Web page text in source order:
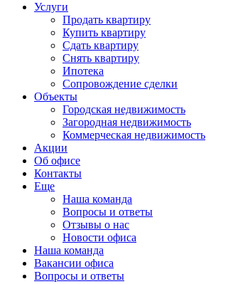
Услуги
Продать квартиру
Купить квартиру
Сдать квартиру
Снять квартиру
Ипотека
Сопровождение сделки
Объекты
Городская недвижимость
Загородная недвижимость
Коммерческая недвижимость
Акции
Об офисе
Контакты
Еще
Наша команда
Вопросы и ответы
Отзывы о нас
Новости офиса
Наша команда
Вакансии офиса
Вопросы и ответы